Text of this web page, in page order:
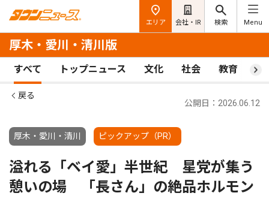
エリア 会社・IR 検索 Menu
厚木・愛川・清川版
すべて トップニュース 文化 社会 教育 ス
戻る
厚木・愛川・清川 ピックアップ（PR）
公開日：2026.06.12
溢れる「ベイ愛」半世紀 星党が集う
憩いの場 「長さん」の絶品ホルモン